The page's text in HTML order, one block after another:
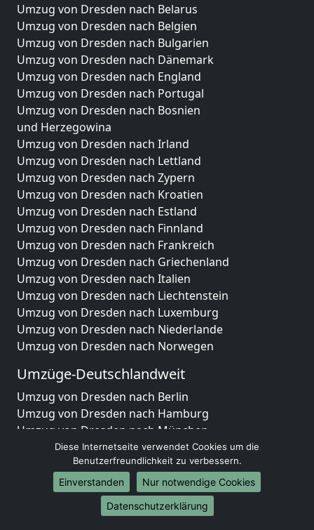
Umzug von Dresden nach Belarus
Umzug von Dresden nach Belgien
Umzug von Dresden nach Bulgarien
Umzug von Dresden nach Dänemark
Umzug von Dresden nach England
Umzug von Dresden nach Portugal
Umzug von Dresden nach Bosnien
und Herzegowina
Umzug von Dresden nach Irland
Umzug von Dresden nach Lettland
Umzug von Dresden nach Zypern
Umzug von Dresden nach Kroatien
Umzug von Dresden nach Estland
Umzug von Dresden nach Finnland
Umzug von Dresden nach Frankreich
Umzug von Dresden nach Griechenland
Umzug von Dresden nach Italien
Umzug von Dresden nach Liechtenstein
Umzug von Dresden nach Luxemburg
Umzug von Dresden nach Niederlande
Umzug von Dresden nach Norwegen
Umzüge-Deutschlandweit
Umzug von Dresden nach Berlin
Umzug von Dresden nach Hamburg
Umzug von Dresden nach München
Umzug von Dresden nach Köln
Umzug von Dresden nach Frankfurt am Main
Umzug von Dresden nach Stuttgart
Umzug von Dresden nach Düsseldorf
Umzug von Dresden nach Leipzig
Diese Internetseite verwendet Cookies um die
Benutzerfreundlichkeit zu verbessern.
Einverstanden
Nur notwendige Cookies
Datenschutzerklärung